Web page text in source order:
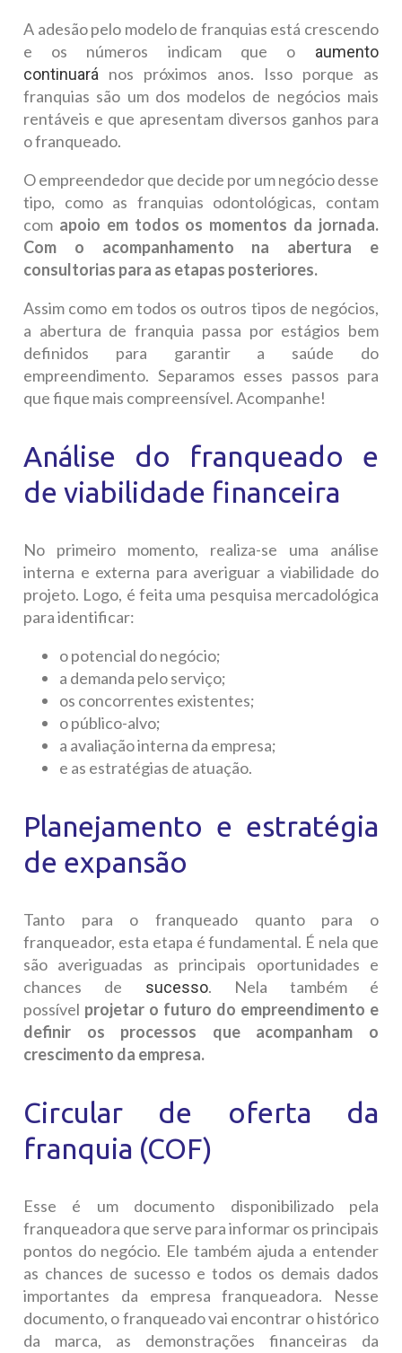
A adesão pelo modelo de franquias está crescendo
e os números indicam que o
aumento
continuará nos próximos anos. Isso porque as
franquias são um dos modelos de negócios mais
rentáveis e que apresentam diversos ganhos para
o franqueado.
O empreendedor que decide por um negócio desse
tipo, como as franquias odontológicas, contam
com apoio em todos os momentos da jornada.
Com o acompanhamento na abertura e
consultorias para as etapas posteriores.
Assim como em todos os outros tipos de negócios,
a abertura de franquia passa por estágios bem
definidos para garantir a saúde do
empreendimento. Separamos esses passos para
que fique mais compreensível. Acompanhe!
Análise do franqueado e
de viabilidade financeira
No primeiro momento, realiza-se uma análise
interna e externa para averiguar a viabilidade do
projeto. Logo, é feita uma pesquisa mercadológica
para identificar:
o potencial do negócio;
a demanda pelo serviço;
os concorrentes existentes;
o público-alvo;
a avaliação interna da empresa;
e as estratégias de atuação.
Planejamento e estratégia
de expansão
Tanto para o franqueado quanto para o
franqueador, esta etapa é fundamental. É nela que
são averiguadas as principais oportunidades e
chances de
sucesso. Nela também é
possível projetar o futuro do empreendimento e
definir os processos que acompanham o
crescimento da empresa.
Circular de oferta da
franquia (COF)
Esse é um documento disponibilizado pela
franqueadora que serve para informar os principais
pontos do negócio. Ele também ajuda a entender
as chances de sucesso e todos os demais dados
importantes da empresa franqueadora. Nesse
documento, o franqueado vai encontrar o histórico
da marca, as demonstrações financeiras da